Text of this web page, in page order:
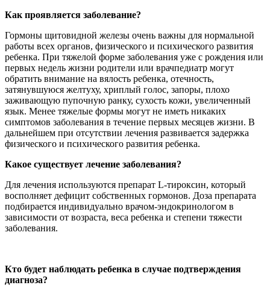
Как проявляется заболевание?
Гормоны щитовидной железы очень важны для нормальной
работы всех органов, физического и психического развития
ребенка. При тяжелой форме заболевания уже с рождения или
первых недель жизни родители или врачпедиатр могут
обратить внимание на вялость ребенка, отечность,
затянувшуюся желтуху, хриплый голос, запоры, плохо
заживающую пупочную ранку, сухость кожи, увеличенный
язык. Менее тяжелые формы могут не иметь никаких
симптомов заболевания в течение первых месяцев жизни. В
дальнейшем при отсутствии лечения развивается задержка
физического и психического развития ребенка.
Какое существует лечение заболевания?
Для лечения используются препарат L-тироксин, который
восполняет дефицит собственных гормонов. Доза препарата
подбирается индивидуально врачом-эндокринологом в
зависимости от возраста, веса ребенка и степени тяжести
заболевания.
Кто будет наблюдать ребенка в случае подтверждения
диагноза?